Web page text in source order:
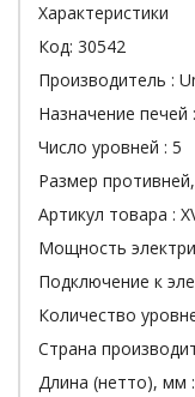
Характеристики
Код: 30542
Производитель :
Назначение печей :
Число уровней : 5
Размер
Артикул товара :
Мощность
Подключение к
Количество
Страна
Длина (нетто), мм :